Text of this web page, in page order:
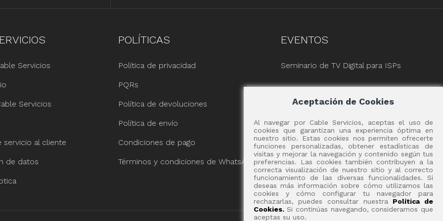
Servicios
Servicios
servicio al cliente
de datos
POLÍTICAS
Política de privacidad
PQRs
Política de devoluciones
Política de envío
Condiciones de pago
Términos y condiciones de WhatsApp
EVENTOS
Seminario de TV Digital para ISPs
Aceptación de Cookies
Al navegar por Cable Servicios, aceptas el uso de
cookies que garantizan una experiencia óptima en
nuestro sitio. Estas cookies nos permiten ofrecerte
funciones personalizadas, obtener estadísticas de
visitas y mejorar la navegación y contenido según tus
preferencias. Las cookies también contribuyen a la
correcta visualización de nuestro sitio y al correcto
funcionamiento de las diversas funcionalidades. Si
deseas más información sobre cómo utilizamos las
cookies y cómo configurar tu navegador para
rechazarlas, puedes consultar nuestra Política de
Cookies.Si continúas navegando, consideramos que
aceptas su uso.